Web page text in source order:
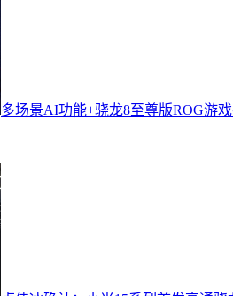
多场景AI功能+骁龙8至尊版ROG游